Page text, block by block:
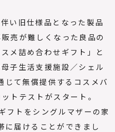
い旧仕様品となった製品
売が難しくなった良品の
メ詰め合わせギフト」と
子生活支援施設／シェル
じて無償提供するコスメバ
トテストがスタート。
フトをシングルマザーの家
に届けることができまし